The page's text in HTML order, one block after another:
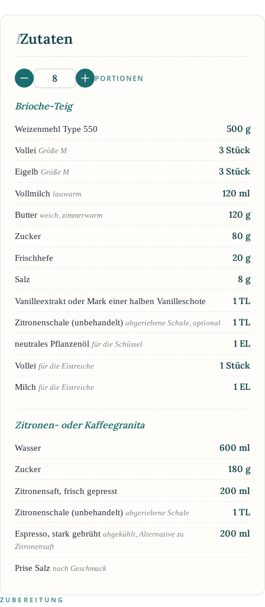
IZutaten
PORTIONEN
Brioche-Teig
Weizenmehl Type 550 500 g
Vollei Größe M 3 Stück
Eigelb Größe M 3 Stück
Vollmilch lauwarm 120 ml
Butter weich, zimmerwarm 120 g
Zucker 80 g
Frischhefe 20 g
Salz 8 g
Vanilleextrakt oder Mark einer halben Vanilleschote 1 TL
Zitronenschale (unbehandelt) abgeriebene Schale, optional 1 TL
neutrales Pflanzenöl für die Schüssel 1 EL
Vollei für die Eistreiche 1 Stück
Milch für die Eistreiche 1 EL
Zitronen- oder Kaffeegranita
Wasser 600 ml
Zucker 180 g
Zitronensaft, frisch gepresst 200 ml
Zitronenschale (unbehandelt) abgeriebene Schale 1 TL
Espresso, stark gebrüht abgekühlt, Alternative zu
Zitronensaft
200 ml
Prise Salz nach Geschmack
ZUBEREITUNG